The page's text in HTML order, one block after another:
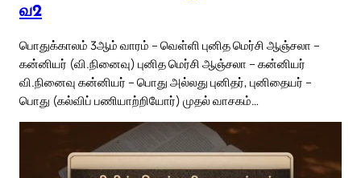
வ2
பொதுக்காலம் 3ஆம் வாரம் – வெள்ளி புனித மெர்சி ஆஞ்சலா –
கன்னியர் (வி.நினைவு) புனித மெர்சி ஆஞ்சலா – கன்னியர்
வி.நினைவு கன்னியர் – பொது அல்லது புனிதர், புனிதையர் –
பொது (கல்விப் பணியாற்றியோர்) முதல் வாசகம்…